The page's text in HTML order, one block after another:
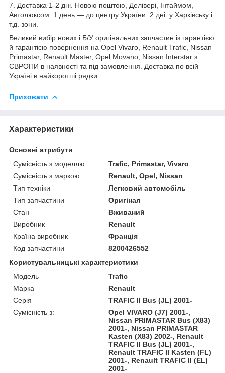
7. Доставка 1-2 дні. Новою поштою, Делівері, Інтаймом,
Автолюксом. 1 день — до центру України. 2 дні у Харківську і
т.д. зони.
Великий вибір нових і Б/У оригінальних запчастин із гарантією
й гарантією повернення на Opel Vivaro, Renault Trafic, Nissan
Primastar, Renault Master, Opel Movano, Nissan Interstar з
ЄВРОПИ в наявності та під замовлення. Доставка по всій
Україні в найкоротші рядки.
Приховати
Характеристики
Основні атрибути
Сумісність з моделлю
Trafic, Primastar, Vivaro
Сумісність з маркою
Renault, Opel, Nissan
Тип техніки
Легковий автомобіль
Тип запчастини
Оригінал
Стан
Вживаний
Виробник
Renault
Країна виробник
Франція
Код запчастини
8200426552
Користувальницькі характеристики
Модель
Trafic
Марка
Renault
Серія
TRAFIC II Bus (JL) 2001-
Сумісність з:
Opel VIVARO (J7) 2001-,
Nissan PRIMASTAR Bus (X83)
2001-, Nissan PRIMASTAR
Kasten (X83) 2002-, Renault
TRAFIC II Bus (JL) 2001-,
Renault TRAFIC II Kasten (FL)
2001-, Renault TRAFIC II (EL)
2001-